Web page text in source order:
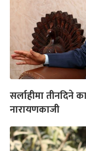
सर्लाहीमा तीनदिने
नारायणकाजी